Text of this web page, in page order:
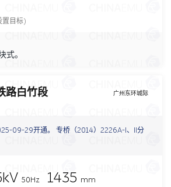
置目标)
式。
广州东环城际
路白竹段
09-29开通。 专桥（2014）2226A-I、II分
50Hz
1435 mm